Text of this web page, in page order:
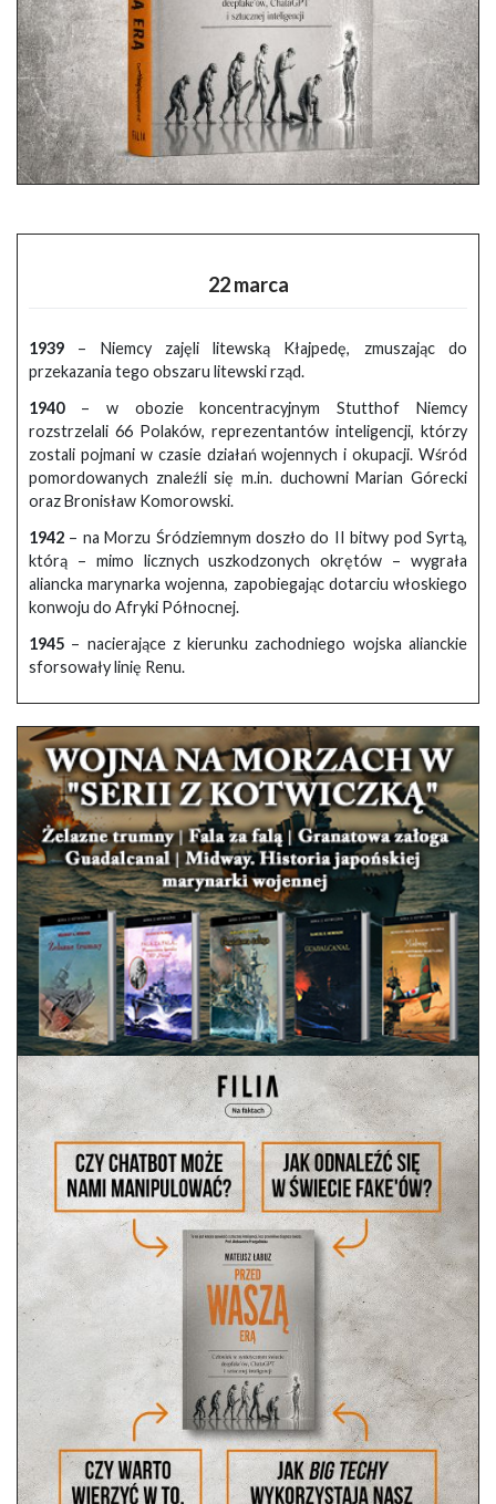
22 marca
1939 – Niemcy zajęli litewską Kłajpedę, zmuszając do
przekazania tego obszaru litewski rząd.
1940– w obozie koncentracyjnym Stutthof Niemcy
rozstrzelali 66 Polaków, reprezentantów inteligencji, którzy
zostali pojmani w czasie działań wojennych i okupacji. Wśród
pomordowanych znaleźli się m.in. duchowni Marian Górecki
oraz Bronisław Komorowski.
1942 – na Morzu Śródziemnym doszło do II bitwy pod Syrtą,
którą – mimo licznych uszkodzonych okrętów – wygrała
aliancka marynarka wojenna, zapobiegając dotarciu włoskiego
konwoju do Afryki Północnej.
1945 – nacierające z kierunku zachodniego wojska alianckie
sforsowały linię Renu.